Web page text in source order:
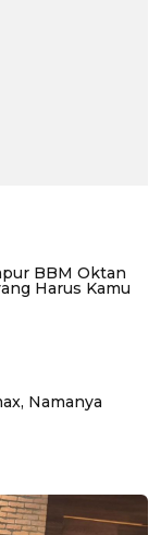
BBM Oktan
Harus Kamu
Namanya